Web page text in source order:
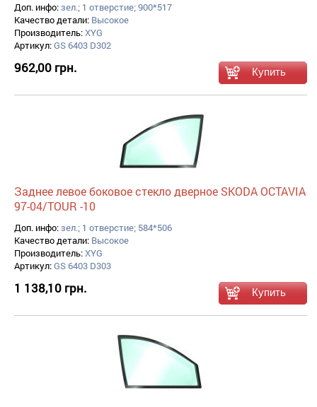
Доп. инфо:зел.; 1 отверстие; 900*517
Качество детали: Высокое
Производитель:XYG
Артикул:GS 6403 D302
962,00 грн.
Заднее левое боковое стекло дверное SKODA OCTAVIA
97-04/TOUR -10
Доп. инфо:зел.; 1 отверстие; 584*506
Качество детали: Высокое
Производитель:XYG
Артикул:GS 6403 D303
1 138,10 грн.